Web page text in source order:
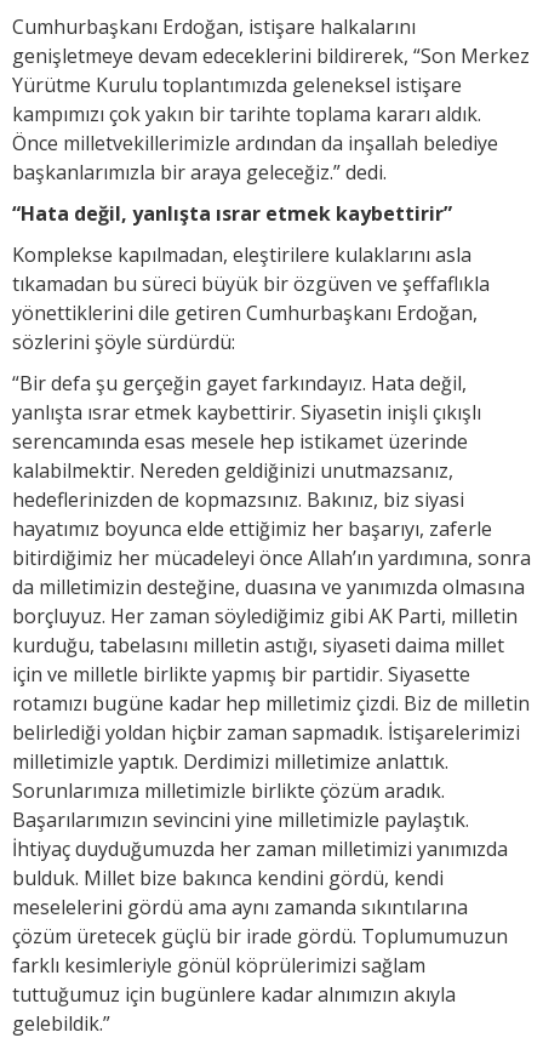
Cumhurbaşkanı Erdoğan, istişare halkalarını
genişletmeye devam edeceklerini bildirerek, “Son Merkez
Yürütme Kurulu toplantımızda geleneksel istişare
kampımızı çok yakın bir tarihte toplama kararı aldık.
Önce milletvekillerimizle ardından da inşallah belediye
başkanlarımızla bir araya geleceğiz.” dedi.
“Hata değil, yanlışta ısrar etmek kaybettirir”
Komplekse kapılmadan, eleştirilere kulaklarını asla
tıkamadan bu süreci büyük bir özgüven ve şeffaflıkla
yönettiklerini dile getiren Cumhurbaşkanı Erdoğan,
sözlerini şöyle sürdürdü:
“Bir defa şu gerçeğin gayet farkındayız. Hata değil,
yanlışta ısrar etmek kaybettirir. Siyasetin inişli çıkışlı
serencamında esas mesele hep istikamet üzerinde
kalabilmektir. Nereden geldiğinizi unutmazsanız,
hedeflerinizden de kopmazsınız. Bakınız, biz siyasi
hayatımız boyunca elde ettiğimiz her başarıyı, zaferle
bitirdiğimiz her mücadeleyi önce Allah’ın yardımına, sonra
da milletimizin desteğine, duasına ve yanımızda olmasına
borçluyuz. Her zaman söylediğimiz gibi AK Parti, milletin
kurduğu, tabelasını milletin astığı, siyaseti daima millet
için ve milletle birlikte yapmış bir partidir. Siyasette
rotamızı bugüne kadar hep milletimiz çizdi. Biz de milletin
belirlediği yoldan hiçbir zaman sapmadık. İstişarelerimizi
milletimizle yaptık. Derdimizi milletimize anlattık.
Sorunlarımıza milletimizle birlikte çözüm aradık.
Başarılarımızın sevincini yine milletimizle paylaştık.
İhtiyaç duyduğumuzda her zaman milletimizi yanımızda
bulduk. Millet bize bakınca kendini gördü, kendi
meselelerini gördü ama aynı zamanda sıkıntılarına
çözüm üretecek güçlü bir irade gördü. Toplumumuzun
farklı kesimleriyle gönül köprülerimizi sağlam
tuttuğumuz için bugünlere kadar alnımızın akıyla
gelebildik.”